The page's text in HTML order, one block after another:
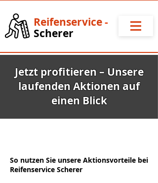
Reifenservice-
Scherer
Jetzt profitieren – Unsere
laufenden Aktionen auf
einen Blick
So nutzen Sie unsere Aktionsvorteile bei
Reifenservice Scherer